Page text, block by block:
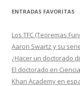
ENTRADAS FAVORITAS
Los TFC (Teoremas
Aaron Swartz y su
¿Hacer un doctorado
El doctorado en
Khan Academy en